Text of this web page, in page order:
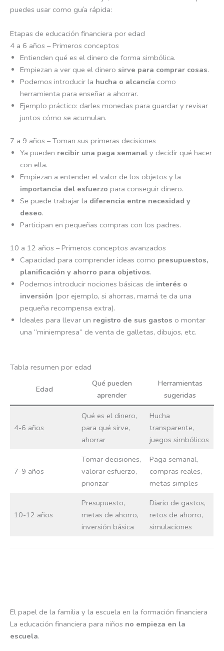
puedes usar como guía rápida:
Etapas de educación financiera por edad
4 a 6 años – Primeros conceptos
Entienden qué es el dinero de forma simbólica.
Empiezan a ver que el dinero sirve para comprar cosas.
Podemos introducir la hucha o alcancía como
herramienta para enseñar a ahorrar.
Ejemplo práctico: darles monedas para guardar y revisar
juntos cómo se acumulan.
7 a 9 años – Toman sus primeras decisiones
Ya pueden recibir una paga semanal y decidir qué hacer
con ella.
Empiezan a entender el valor de los objetos y la
importancia del esfuerzo para conseguir dinero.
Se puede trabajar la diferencia entre necesidad y
deseo.
Participan en pequeñas compras con los padres.
10 a 12 años – Primeros conceptos avanzados
Capacidad para comprender ideas como presupuestos,
planificación y ahorro para objetivos.
Podemos introducir nociones básicas de interés o
inversión (por ejemplo, si ahorras, mamá te da una
pequeña recompensa extra).
Ideales para llevar un registro de sus gastos o montar
una “miniempresa” de venta de galletas, dibujos, etc.
Tabla resumen por edad
Edad
Qué pueden
aprender
Herramientas
sugeridas
4-6 años
Qué es el dinero,
para qué sirve,
ahorrar
Hucha
transparente,
juegos simbólicos
7-9 años
Tomar decisiones,
valorar esfuerzo,
priorizar
Paga semanal,
compras reales,
metas simples
10-12 años
Presupuesto,
metas de ahorro,
inversión básica
Diario de gastos,
retos de ahorro,
simulaciones
El papel de la familia y la escuela en la formación financiera
La educación financiera para niños no empieza en la
escuela.